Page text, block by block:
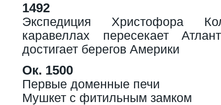
1492
Экспедиция Христофора
каравеллах пересекает
достигает берегов Америки
Ок. 1500
Первые доменные печи
Мушкет с фитильным замком